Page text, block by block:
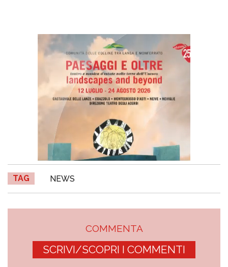
TAG NEWS
COMMENTA
SCRIVI/SCOPRI I COMMENTI